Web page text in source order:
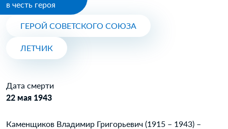
в честь героя
ГЕРОЙ СОВЕТСКОГО СОЮЗА
ЛЕТЧИК
Дата смерти
22 мая 1943
Каменщиков Владимир Григорьевич (1915 – 1943) –